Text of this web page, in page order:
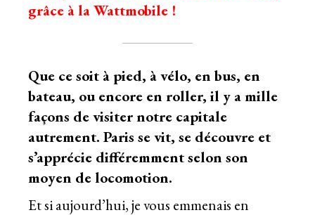
grâce à la Wattmobile !
Que ce soit à pied, à vélo, en bus, en
bateau, ou encore en roller, il y a mille
façons de visiter notre capitale
autrement. Paris se vit, se découvre et
s’apprécie différemment selon son
moyen de locomotion.
Et si aujourd’hui, je vous emmenais en